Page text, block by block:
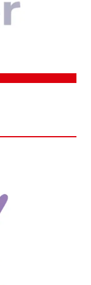
Gold steht für